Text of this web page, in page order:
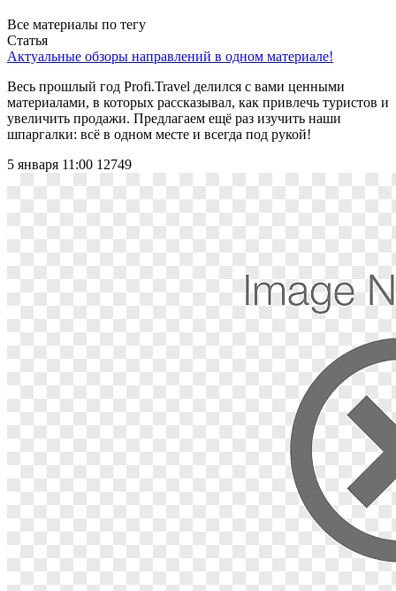
Все материалы по тегу
Статья
Актуальные обзоры направлений в одном материале!
Весь прошлый год Profi.Travel делился с вами ценными
материалами, в которых рассказывал, как привлечь туристов и
увеличить продажи. Предлагаем ещё раз изучить наши
шпаргалки: всё в одном месте и всегда под рукой!
5 января 11:00 12749